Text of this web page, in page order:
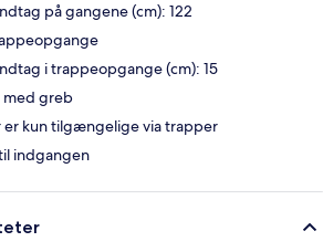
på gangene (cm): 122
i trappeopgange (cm): 15
med greb
kun tilgængelige via trapper
indgangen